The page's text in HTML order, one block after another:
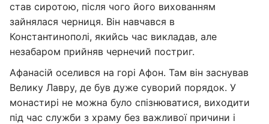
став сиротою, після чого його вихованням
зайнялася черниця. Він навчався в
Константинополі, якийсь час викладав, але
незабаром прийняв чернечий постриг.
Афанасій оселився на горі Афон. Там він заснував
Велику Лавру, де був дуже суворий порядок. У
монастирі не можна було спізнюватися, виходити
під час служби з храму без важливої причини і